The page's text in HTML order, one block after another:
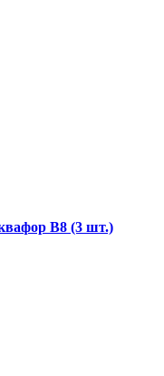
В8 (3 шт.)